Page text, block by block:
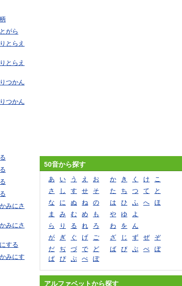
がら
とらえ
とらえ
つかん
つかん
みにさ
みにさ
する
みにす
50音から探す
あ い う え お か き く け
こ
さ
し す せ そ た ち つ て
と
な
に ぬ ね の は ひ ふ へ
ほ
ま
み む め も や ゆ
よ
ら
り る れ ろ わ を
ん
が
ぎ ぐ げ ご ざ じ ず ぜ
ぞ
だ
ぢ づ で ど ば び ぶ べ
ぼ
ぱ
ぴ ぷ ぺ ぽ
アルファベットから探す